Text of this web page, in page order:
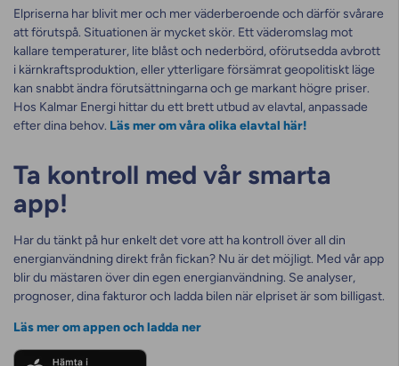
Elpriserna har blivit mer och mer väderberoende och därför svårare
att förutspå. Situationen är mycket skör. Ett väderomslag mot
kallare temperaturer, lite blåst och nederbörd, oförutsedda avbrott
i kärnkraftsproduktion, eller ytterligare försämrat geopolitiskt läge
kan snabbt ändra förutsättningarna och ge markant högre priser.
Hos Kalmar Energi hittar du ett brett utbud av elavtal, anpassade
efter dina behov. Läs mer om våra olika elavtal här!
Ta kontroll med vår smarta
app!
Har du tänkt på hur enkelt det vore att ha kontroll över all din
energianvändning direkt från fickan? Nu är det möjligt. Med vår app
blir du mästaren över din egen energianvändning. Se analyser,
prognoser, dina fakturor och ladda bilen när elpriset är som billigast.
Läs mer om appen och ladda ner